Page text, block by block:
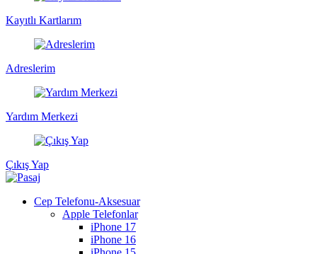
Kayıtlı Kartlarım
Adreslerim
Yardım Merkezi
Çıkış Yap
Cep Telefonu-Aksesuar
Apple Telefonlar
iPhone 17
iPhone 16